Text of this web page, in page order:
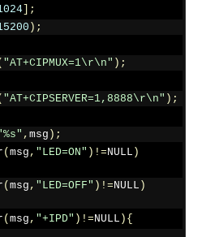
];
);
"AT+CIPMUX=1\r\n" );
"AT+CIPSERVER=1,8888\r\n" );
, msg );
( msg , "LED=ON" )!=NULL )
( msg , "LED=OFF" )!=NULL )
( msg , "+IPD" )!=NULL ){